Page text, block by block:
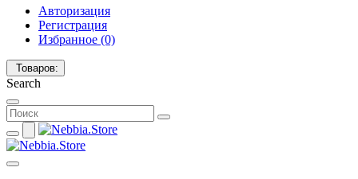
Авторизация
Регистрация
Избранное (0)
Товаров:
Search